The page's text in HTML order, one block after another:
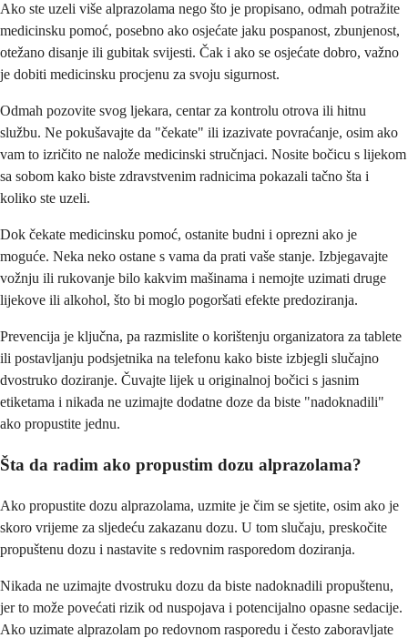
Ako ste uzeli više alprazolama nego što je propisano, odmah potražite
medicinsku pomoć, posebno ako osjećate jaku pospanost, zbunjenost,
otežano disanje ili gubitak svijesti. Čak i ako se osjećate dobro, važno
je dobiti medicinsku procjenu za svoju sigurnost.
Odmah pozovite svog ljekara, centar za kontrolu otrova ili hitnu
službu. Ne pokušavajte da "čekate" ili izazivate povraćanje, osim ako
vam to izričito ne nalože medicinski stručnjaci. Nosite bočicu s lijekom
sa sobom kako biste zdravstvenim radnicima pokazali tačno šta i
koliko ste uzeli.
Dok čekate medicinsku pomoć, ostanite budni i oprezni ako je
moguće. Neka neko ostane s vama da prati vaše stanje. Izbjegavajte
vožnju ili rukovanje bilo kakvim mašinama i nemojte uzimati druge
lijekove ili alkohol, što bi moglo pogoršati efekte predoziranja.
Prevencija je ključna, pa razmislite o korištenju organizatora za tablete
ili postavljanju podsjetnika na telefonu kako biste izbjegli slučajno
dvostruko doziranje. Čuvajte lijek u originalnoj bočici s jasnim
etiketama i nikada ne uzimajte dodatne doze da biste "nadoknadili"
ako propustite jednu.
Šta da radim ako propustim dozu alprazolama?
Ako propustite dozu alprazolama, uzmite je čim se sjetite, osim ako je
skoro vrijeme za sljedeću zakazanu dozu. U tom slučaju, preskočite
propuštenu dozu i nastavite s redovnim rasporedom doziranja.
Nikada ne uzimajte dvostruku dozu da biste nadoknadili propuštenu,
jer to može povećati rizik od nuspojava i potencijalno opasne sedacije.
Ako uzimate alprazolam po redovnom rasporedu i često zaboravljate